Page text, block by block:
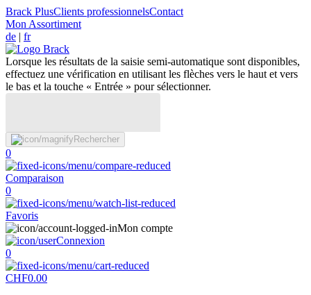
Brack PlusClients professionnelsContact
Mon Assortiment
de | fr
Lorsque les résultats de la saisie semi-automatique sont disponibles,
effectuez une vérification en utilisant les flèches vers le haut et vers
le bas et la touche « Entrée » pour sélectionner.
Rechercher
0
Comparaison
0
Favoris
Mon compte
Connexion
0
CHF0.00